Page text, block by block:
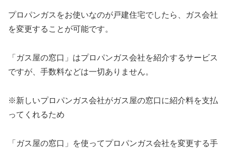
プロパンガスをお使いなのが戸建住宅でしたら、ガス会社
を変更することが可能です。
「ガス屋の窓口」はプロパンガス会社を紹介するサービス
ですが、手数料などは一切ありません。
※新しいプロパンガス会社がガス屋の窓口に紹介料を支払
ってくれるため
「ガス屋の窓口」を使ってプロパンガス会社を変更する手